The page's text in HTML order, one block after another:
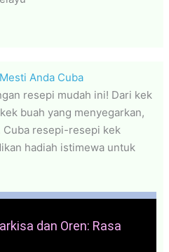
Anda Cuba
resepi mudah ini! Dari kek
buah yang menyegarkan,
Cuba resepi-resepi kek
hadiah istimewa untuk
dan Oren: Rasa